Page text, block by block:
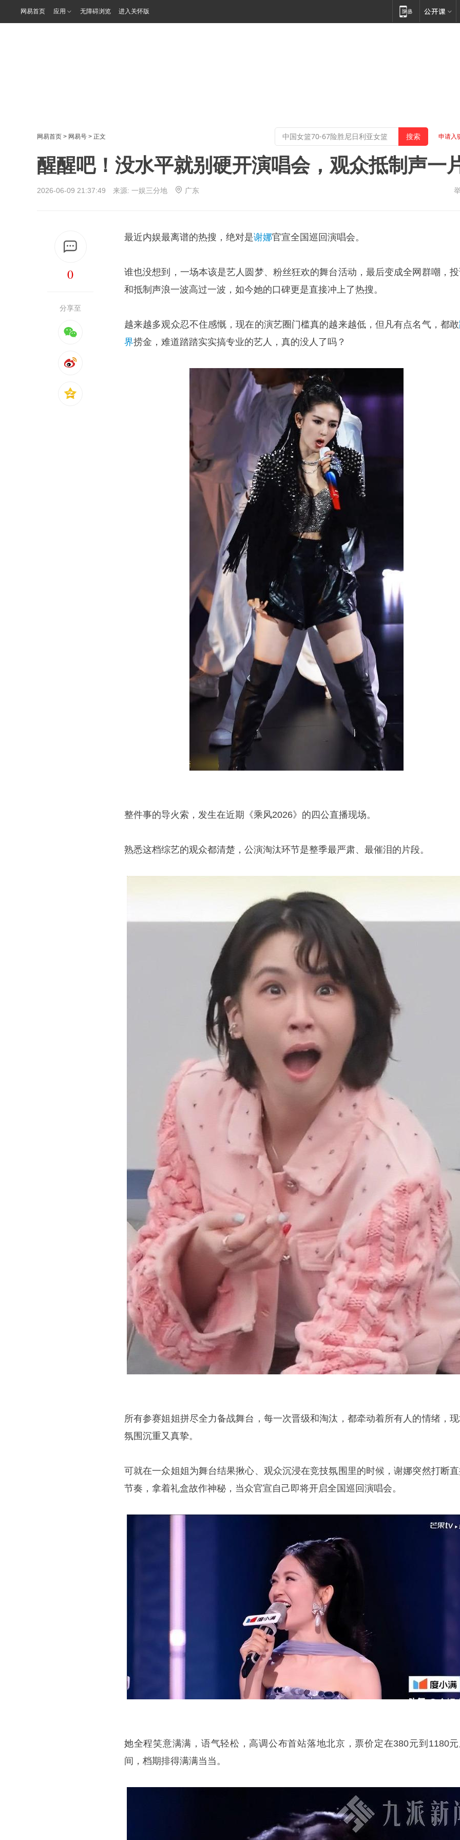
网易首页 应用 无障碍浏览 进入关怀版
网易首页 > 网易号 > 正文 申请入
醒醒吧！没水平就别硬开演唱会，观众抵制声一
2026-06-09 21:37:49 来源: 一娱三分地 广东
0
分享至
最近内娱最离谱的热搜，绝对是谢娜官宣全国巡回演唱会。
谁也没想到，一场本该是艺人圆梦、粉丝狂欢的舞台活动，最后变成全网群嘲，
和抵制声浪一波高过一波，如今她的口碑更是直接冲上了热搜。
越来越多观众忍不住感慨，现在的演艺圈门槛真的越来越低，但凡有点名气，都敢
界捞金，难道踏踏实实搞专业的艺人，真的没人了吗？
整件事的导火索，发生在近期《乘风2026》的四公直播现场。
熟悉这档综艺的观众都清楚，公演淘汰环节是整季最严肃、最催泪的片段。
所有参赛姐姐拼尽全力备战舞台，每一次晋级和淘汰，都牵动着所有人的情绪，
氛围沉重又真挚。
可就在一众姐姐为舞台结果揪心、观众沉浸在竞技氛围里的时候，谢娜突然打断
节奏，拿着礼盒故作神秘，当众官宣自己即将开启全国巡回演唱会。
她全程笑意满满，语气轻松，高调公布首站落地北京，票价定在380元到1180
间，档期排得满满当当。